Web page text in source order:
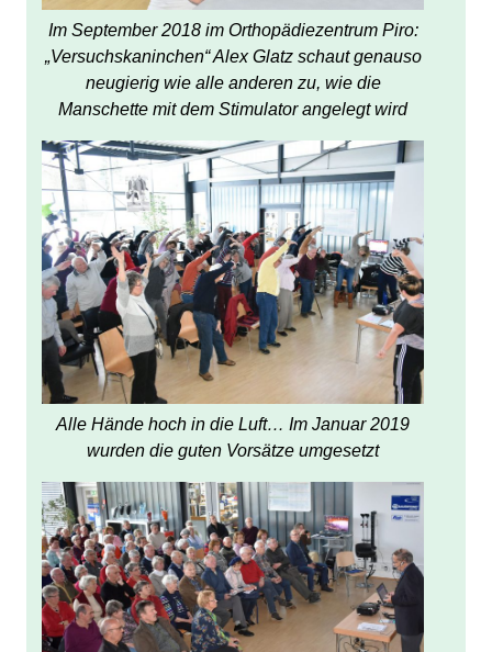
Im September 2018 im Orthopädiezentrum Piro:
„Versuchskaninchen“ Alex Glatz schaut genauso
neugierig wie alle anderen zu, wie die
Manschette mit dem Stimulator angelegt wird
Alle Hände hoch in die Luft… Im Januar 2019
wurden die guten Vorsätze umgesetzt